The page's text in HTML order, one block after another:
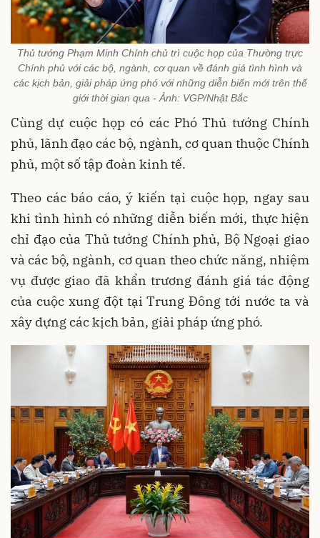
Thủ tướng Phạm Minh Chính chủ trì cuộc họp của Thường trực
Chính phủ với các bộ, ngành, cơ quan về đánh giá tình hình và
các kịch bản, giải pháp ứng phó với những diễn biến mới trên thế
giới thời gian qua - Ảnh: VGP/Nhật Bắc
Cùng dự cuộc họp có các Phó Thủ tướng Chính
phủ, lãnh đạo các bộ, ngành, cơ quan thuộc Chính
phủ, một số tập đoàn kinh tế.
Theo các báo cáo, ý kiến tại cuộc họp, ngay sau
khi tình hình có những diễn biến mới, thực hiện
chỉ đạo của Thủ tướng Chính phủ, Bộ Ngoại giao
và các bộ, ngành, cơ quan theo chức năng, nhiệm
vụ được giao đã khẩn trương đánh giá tác động
của cuộc xung đột tại Trung Đông tới nước ta và
xây dựng các kịch bản, giải pháp ứng phó.